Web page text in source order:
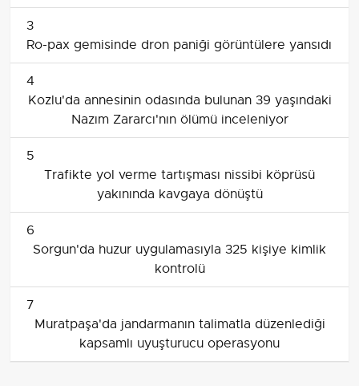
3
Ro-pax gemisinde dron paniği görüntülere yansıdı
4
Kozlu'da annesinin odasında bulunan 39 yaşındaki
Nazım Zararcı'nın ölümü inceleniyor
5
Trafikte yol verme tartışması nissibi köprüsü
yakınında kavgaya dönüştü
6
Sorgun'da huzur uygulamasıyla 325 kişiye kimlik
kontrolü
7
Muratpaşa'da jandarmanın talimatla düzenlediği
kapsamlı uyuşturucu operasyonu